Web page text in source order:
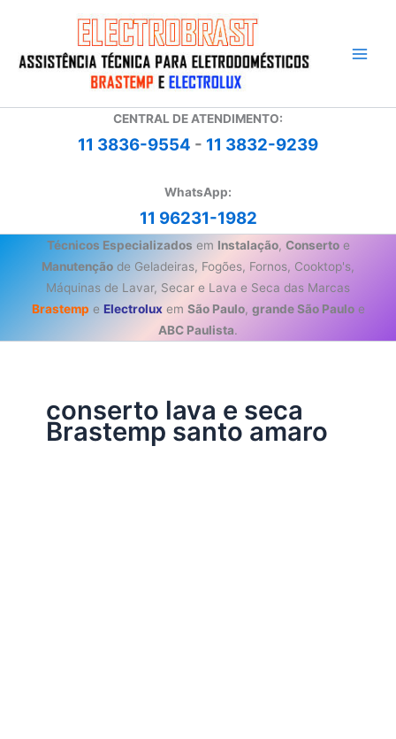
conteúdo
CENTRAL DE ATENDIMENTO:
11 3836-9554 - 11 3832-9239
WhatsApp:
11 96231-1982
Técnicos Especializados em Instalação, Consertoe
Manutenção de Geladeiras, Fogões, Fornos, Cooktop's,
Máquinas de Lavar, Secar e Lava e Seca das Marcas
Brastemp e Electroluxem São Paulo, grande São Pauloe
ABC Paulista.
conserto lava e seca
Brastemp santo amaro